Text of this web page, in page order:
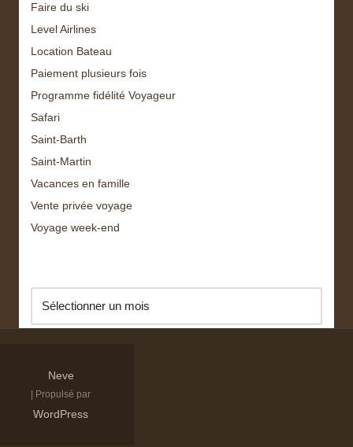
Faire du ski
Level Airlines
Location Bateau
Paiement plusieurs fois
Programme fidélité Voyageur
Safari
Saint-Barth
Saint-Martin
Vacances en famille
Vente privée voyage
Voyage week-end
Neve
| Propulsé par
WordPress